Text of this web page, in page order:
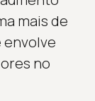
mais de
envolve
no